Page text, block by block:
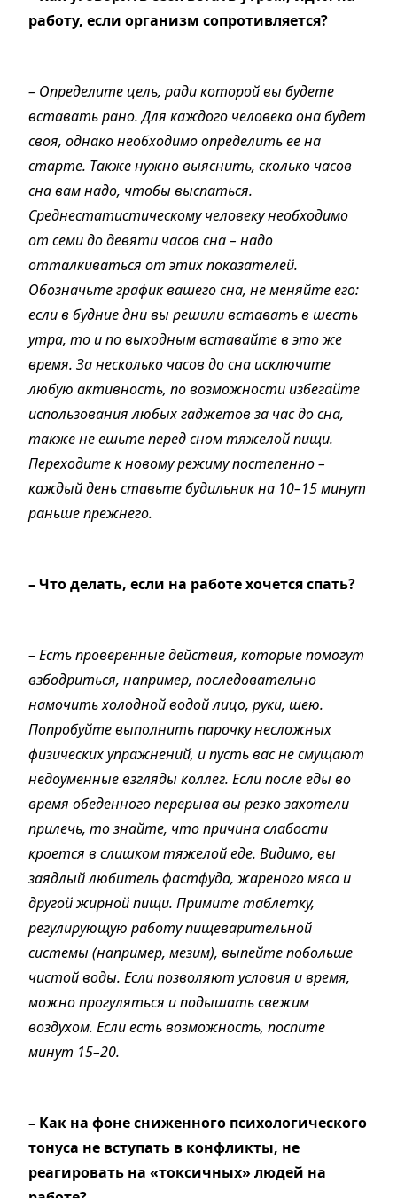
работу, если организм сопротивляется?
– Определите цель, ради которой вы будете
вставать рано. Для каждого человека она будет
своя, однако необходимо определить ее на
старте. Также нужно выяснить, сколько часов
сна вам надо, чтобы выспаться.
Среднестатистическому человеку необходимо
от семи до девяти часов сна – надо
отталкиваться от этих показателей.
Обозначьте график вашего сна, не меняйте его:
если в будние дни вы решили вставать в шесть
утра, то и по выходным вставайте в это же
время. За несколько часов до сна исключите
любую активность, по возможности избегайте
использования любых гаджетов за час до сна,
также не ешьте перед сном тяжелой пищи.
Переходите к новому режиму постепенно –
каждый день ставьте будильник на 10–15 минут
раньше прежнего.
– Что делать, если на работе хочется спать?
– Есть проверенные действия, которые помогут
взбодриться, например, последовательно
намочить холодной водой лицо, руки, шею.
Попробуйте выполнить парочку несложных
физических упражнений, и пусть вас не смущают
недоуменные взгляды коллег. Если после еды во
время обеденного перерыва вы резко захотели
прилечь, то знайте, что причина слабости
кроется в слишком тяжелой еде. Видимо, вы
заядлый любитель фастфуда, жареного мяса и
другой жирной пищи. Примите таблетку,
регулирующую работу пищеварительной
системы (например, мезим), выпейте побольше
чистой воды. Если позволяют условия и время,
можно прогуляться и подышать свежим
воздухом. Если есть возможность, поспите
минут 15–20.
– Как на фоне сниженного психологического
тонуса не вступать в конфликты, не
реагировать на «токсичных» людей на